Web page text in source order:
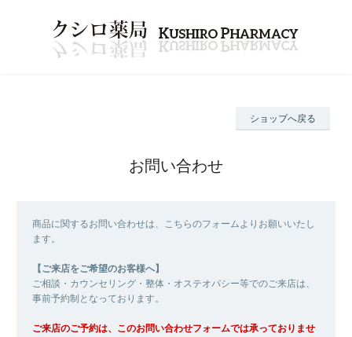
ショップへ戻る
お問い合わせ
商品に関するお問い合わせは、こちらのフォームよりお願いいたし
ます。
【ご来店をご希望のお客様へ】
ご相談・カウンセリング・整体・オステオパシー等でのご来店は、
事前予約制となっております。
ご来店のご予約は、このお問い合わせフォームでは承っておりませ